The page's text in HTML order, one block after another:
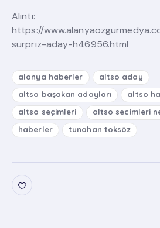
Alıntı:
https://
surpriz-aday-h46956.html
alanya haberler
altso aday
altso başakan adayları
altso
altso seçimleri
altso secimleri
haberler
tunahan toksöz